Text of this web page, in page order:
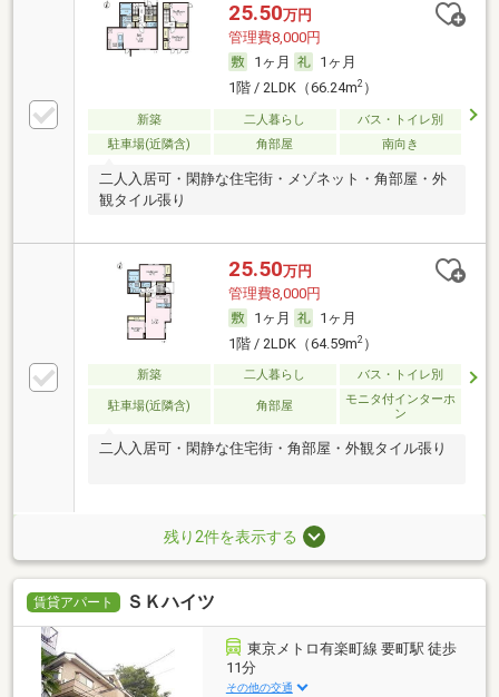
25.50万円
管理費8,000円
1ヶ月
1ヶ月
1階 / 2LDK（66.24m2）
新築 二人暮らし
バス・トイレ別
駐車場(近隣含)
角部屋 南向き
二人入居可・閑静な住宅街・メゾネット・角部屋・外
観タイル張り
25.50万円
管理費8,000円
1ヶ月
1ヶ月
1階 / 2LDK（64.59m2）
新築 二人暮らし バス・トイレ別
駐車場(近隣含) 角部屋
モニタ付インターホ
ン
二人入居可・閑静な住宅街・角部屋・外観タイル張り
残り2件を表示する
賃貸アパート ＳＫハイツ
東京メトロ有楽町線 要町駅 徒歩
11分
その他の交通